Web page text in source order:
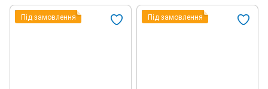
Під замовлення Під замовлення